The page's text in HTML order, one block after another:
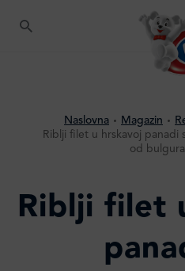
Naslovna Magazin
Riblji filet u hrskavoj panadi
od
Riblji filet